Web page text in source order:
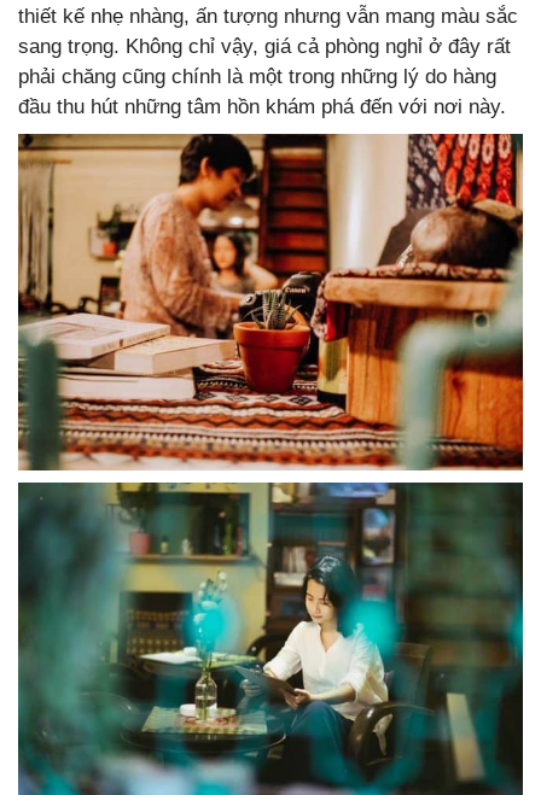
thiết kế nhẹ nhàng, ấn tượng nhưng vẫn mang màu sắc
sang trọng. Không chỉ vậy, giá cả phòng nghỉ ở đây rất
phải chăng cũng chính là một trong những lý do hàng
đầu thu hút những tâm hồn khám phá đến với nơi này.